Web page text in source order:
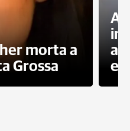
morta a
Grossa